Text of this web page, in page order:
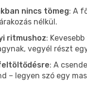
nincs tömeg: A
nélkül.
ritmushoz:
vegyél részt
: A
– legyen szó egy